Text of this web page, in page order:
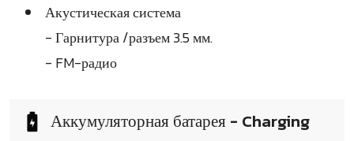
Акустическая система
- Гарнитура /разъем 3.5 мм.
- FM-радио
Аккумуляторная батарея - Charging